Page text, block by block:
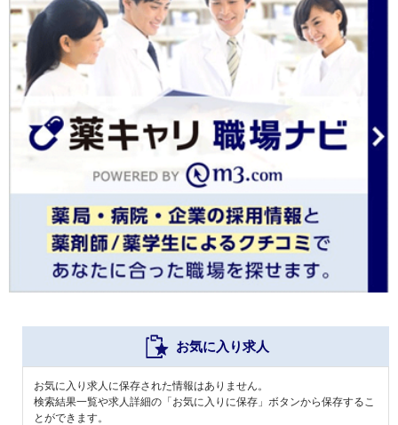
お気に入り求人
お気に入り求人に保存された情報はありません。
検索結果一覧や求人詳細の「お気に入りに保存」ボタンから保存するこ
とができます。